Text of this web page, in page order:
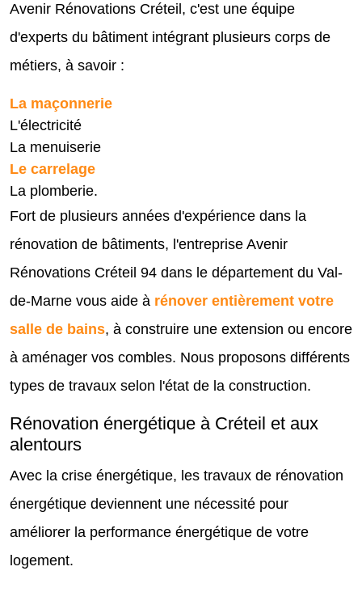
Avenir Rénovations Créteil, c'est une équipe
d'experts du bâtiment intégrant plusieurs corps de
métiers, à savoir :
La maçonnerie
L'électricité
La menuiserie
Le carrelage
La plomberie.
Fort de plusieurs années d'expérience dans la
rénovation de bâtiments, l'entreprise Avenir
Rénovations Créteil 94 dans le département du Val-
de-Marne vous aide à rénover entièrement votre
salle de bains, à construire une extension ou encore
à aménager vos combles. Nous proposons différents
types de travaux selon l'état de la construction.
Rénovation énergétique à Créteil et aux
alentours
Avec la crise énergétique, les travaux de rénovation
énergétique deviennent une nécessité pour
améliorer la performance énergétique de votre
logement.